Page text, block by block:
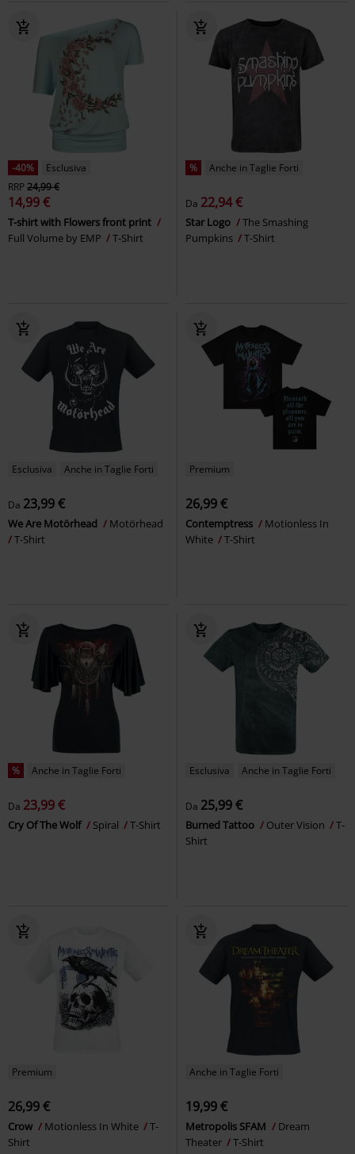
-40%
Esclusiva
RRP24,99 €
14,99 €
T-shirt with Flowers front print
Full Volume by EMP
T-Shirt
% Anche in Taglie Forti
Da 22,94 €
Star Logo
The Smashing
Pumpkins
T-Shirt
Esclusiva Anche in Taglie Forti
Da 23,99 €
We Are Motörhead
Motörhead
T-Shirt
Premium
26,99 €
Contemptress
Motionless In
White
T-Shirt
% Anche in Taglie Forti
Da 23,99 €
Cry Of The Wolf Spiral T-Shirt
Esclusiva Anche in Taglie Forti
Da 25,99 €
Burned Tattoo Outer Vision
T-
Shirt
Premium
26,99 €
Crow Motionless In White
T-
Shirt
Anche in Taglie Forti
19,99 €
Metropolis SFAM
Dream
Theater
T-Shirt